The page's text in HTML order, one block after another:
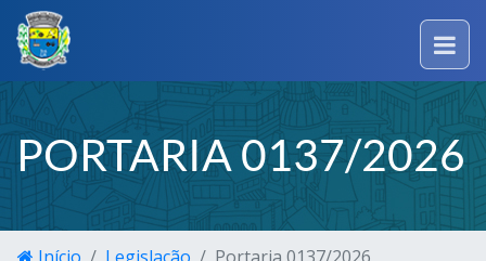
PORTARIA 0137/2026